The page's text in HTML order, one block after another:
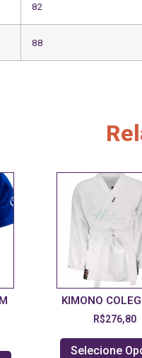
82
88
KIMONO
R$276,80
Selecione